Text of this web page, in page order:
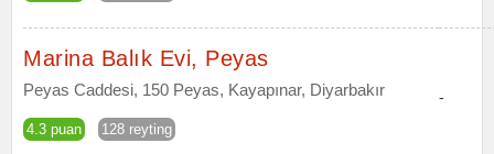
Marina Balık Evi, Peyas
Peyas Caddesi, 150 Peyas, Kayapınar, Diyarbakır
4.3 puan 128 reyting
-